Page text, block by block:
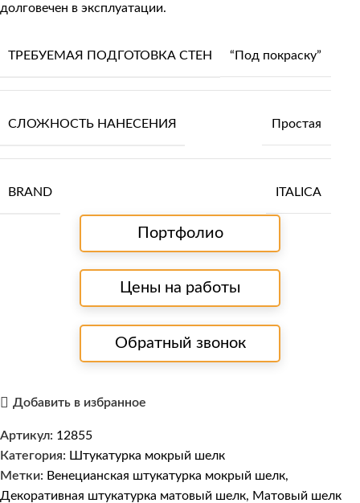
долговечен в эксплуатации.
ТРЕБУЕМАЯ ПОДГОТОВКА СТЕН “Под покраску”
СЛОЖНОСТЬ НАНЕСЕНИЯ Простая
BRAND ITALICA
Портфолио
Цены на работы
Обратный звонок
Добавить в избранное
Артикул: 12855
Категория: Штукатурка мокрый шелк
Метки: Венецианская штукатурка мокрый шелк,
Декоративная штукатурка матовый шелк, Матовый шелк